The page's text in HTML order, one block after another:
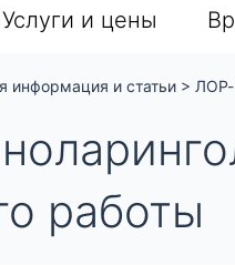
Услуги и цены
информация и статьи > ЛОР-
работы